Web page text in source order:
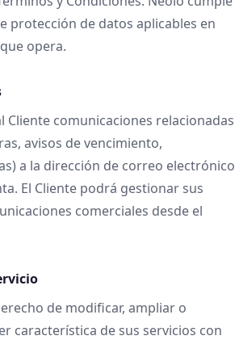
protección de datos aplicables en
opera.
Cliente comunicaciones relacionadas
avisos de vencimiento,
a la dirección de correo electrónico
El Cliente podrá gestionar sus
comerciales desde el
de modificar, ampliar o
característica de sus servicios con